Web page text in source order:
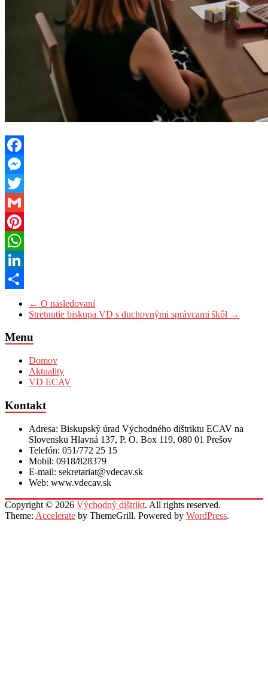
Facebook
Messenger
Twitter
Gmail
Pinterest
WhatsApp
LinkedIn
← O nasledovaní
Stretnutie biskupa VD s duchovnými správcami škôl →
Menu
Domov
Aktuality
VD ECAV
Kontakt
Adresa: Biskupský úrad Východného dištriktu ECAV na
Slovensku Hlavná 137, P. O. Box 119, 080 01 Prešov
Telefón: 051/772 25 15
Mobil: 0918/828379
E-mail: sekretariat@vdecav.sk
Web: www.vdecav.sk
Copyright © 2026 Východný dištrikt. All rights reserved.
Theme: Accelerate by ThemeGrill. Powered by WordPress.